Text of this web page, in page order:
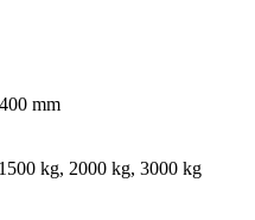
mm
kg, 2000 kg, 3000 kg